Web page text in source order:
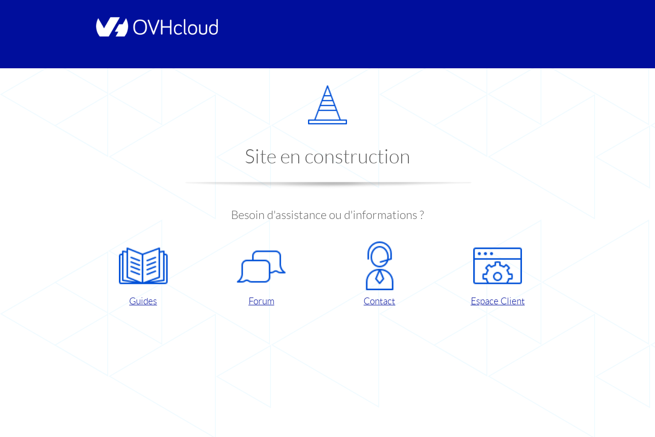
Site en construction
Besoin d'assistance ou d'informations ?
Guides Forum Contact Espace Client